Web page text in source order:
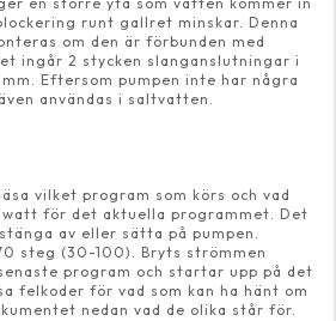
runt gallret minskar. Denna
om den är förbunden med
ingår 2 stycken slanganslutningar i
Eftersom pumpen inte har några
användas i saltvatten.
vilket program som körs och vad
för det aktuella programmet. Det
av eller sätta på pumpen.
steg (30-100). Bryts strömmen
program och startar upp på det
felkoder för vad som kan ha hänt om
nedan vad de olika står för.